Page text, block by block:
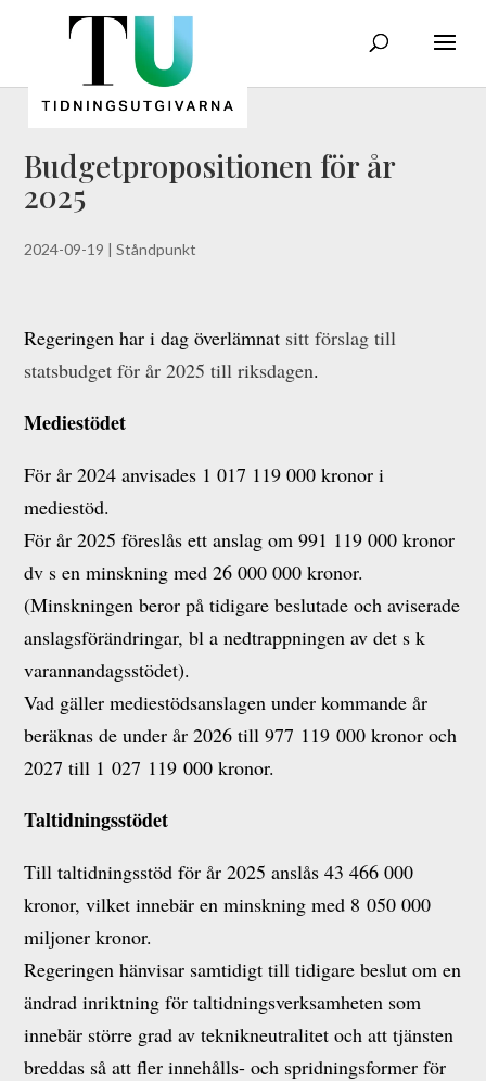
Budgetpropositionen för år
2025
2024-09-19 |Ståndpunkt
Regeringen har i dag överlämnat sitt förslag till
statsbudget för år 2025 till riksdagen.
Mediestödet
För år 2024 anvisades 1 017 119 000 kronor i
mediestöd.
För år 2025 föreslås ett anslag om 991 119 000 kronor
dv s en minskning med 26 000 000 kronor.
(Minskningen beror på tidigare beslutade och aviserade
anslagsförändringar, bl a nedtrappningen av det s k
varannandagsstödet).
Vad gäller mediestödsanslagen under kommande år
beräknas de under år 2026 till 977 119 000 kronor och
2027 till 1 027 119 000 kronor.
Taltidningsstödet
Till taltidningsstöd för år 2025 anslås 43 466 000
kronor, vilket innebär en minskning med 8 050 000
miljoner kronor.
Regeringen hänvisar samtidigt till tidigare beslut om en
ändrad inriktning för taltidningsverksamheten som
innebär större grad av teknikneutralitet och att tjänsten
breddas så att fler innehålls- och spridningsformer för